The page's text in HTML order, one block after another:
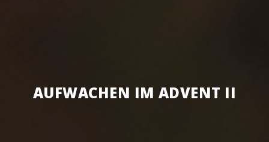
AUF­WA­CHEN IM ADVENT II